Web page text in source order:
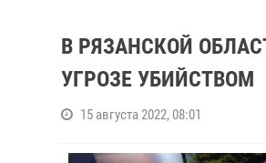
В РЯЗАНСКОЙ
УГРОЗЕ УБИЙСТВОМ
15 августа 2022, 08:01